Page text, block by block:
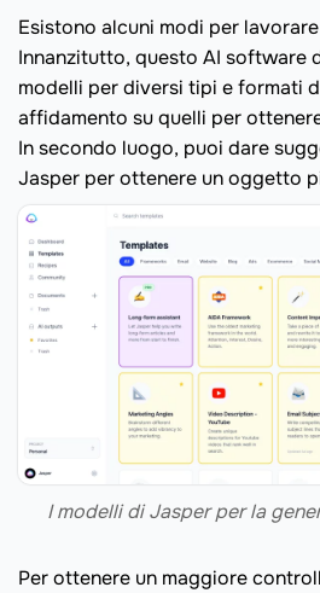
Esistono alcuni modi per
Innanzitutto, questo AI software
modelli per diversi tipi e formati
affidamento su quelli per
In secondo luogo, puoi dare
Jasper per ottenere un oggetto
I modelli di Jasper per la
Per ottenere un maggiore